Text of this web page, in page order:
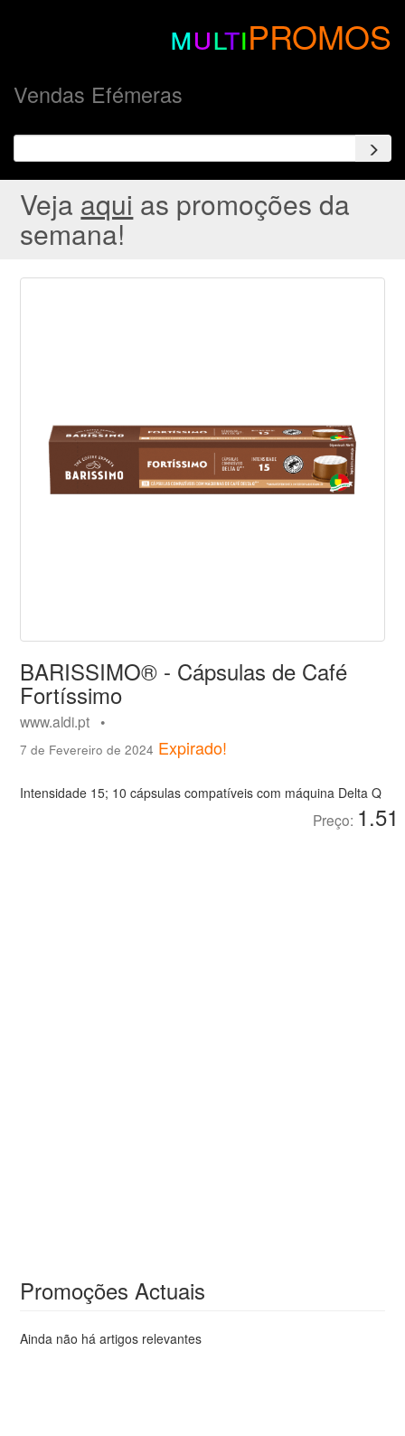
multiPROMOS
Vendas Efémeras
Veja aqui as promoções da
semana!
BARISSIMO® - Cápsulas de Café
Fortíssimo
www.aldi.pt •
7 de Fevereiro de 2024 Expirado!
Intensidade 15; 10 cápsulas compatíveis com máquina Delta Q
Preço: 1.51
Promoções Actuais
Ainda não há artigos relevantes